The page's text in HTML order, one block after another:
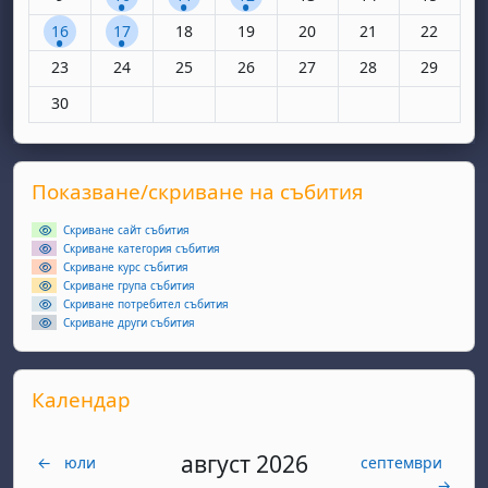
1 събитие, понеделник, 16 юни
16 1 събитие, вторник, 17 юни
17 Няма събития, сряда, 18 юни
18 Няма събития, четвъртък, 19 юни
19 Няма събития, петък, 20
20 Няма събития,
21 Няма
22
Няма събития, понеделник, 23 юни
23 Няма събития, вторник, 24 юни
24 Няма събития, сряда, 25 юни
25 Няма събития, четвъртък, 26 юни
26 Няма събития, петък, 27
27 Няма събития,
28 Няма
29
Няма събития, понеделник, 30 юни
30
Supplementary blocks
Прескочи Показване/скриване на събития
Показване/скриване на събития
Скриване сайт събития
Скриване категория събития
Скриване курс събития
Скриване група събития
Скриване потребител събития
Скриване други събития
Прескочи Календар
Календар
← юли август 2026
септември